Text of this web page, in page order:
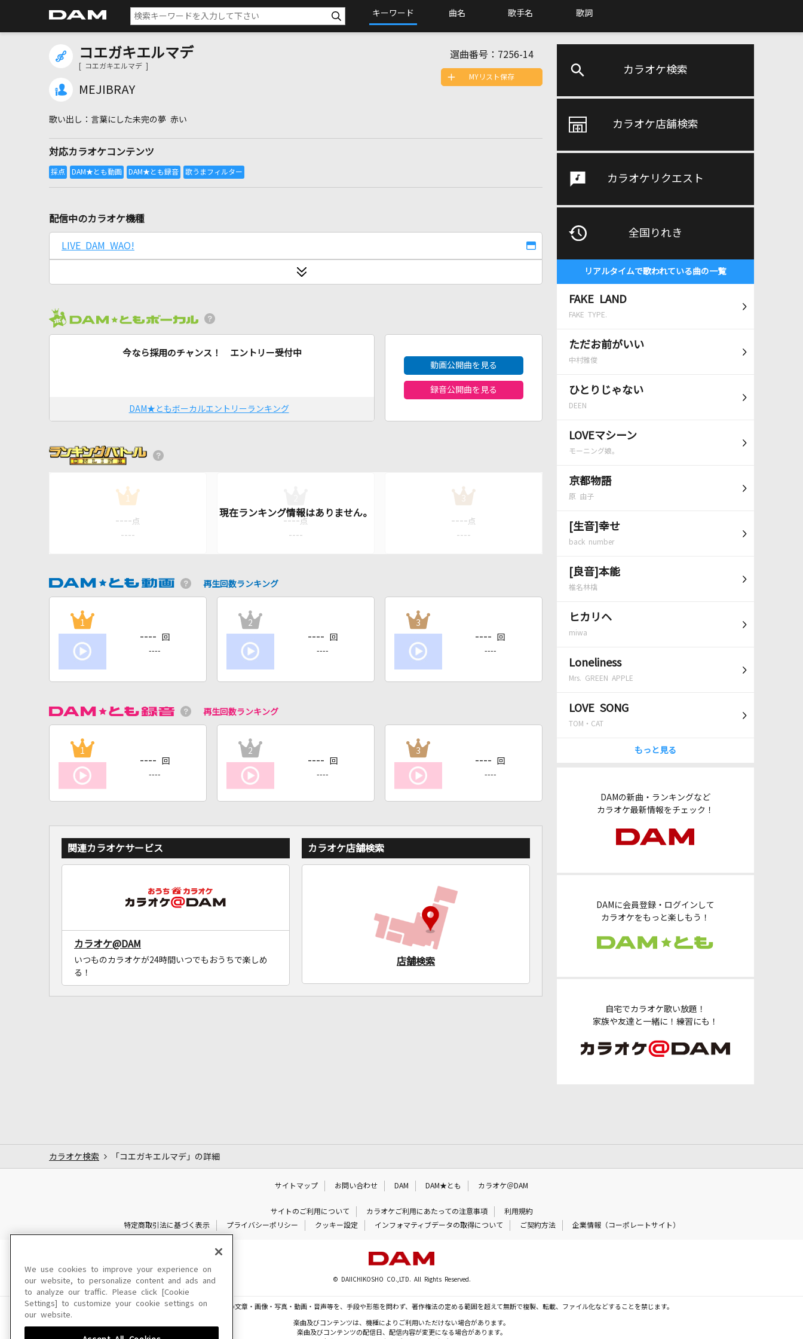
キーワード 曲名 歌手名 歌詞
カラオケ検索
カラオケ店舗検索
カラオケリクエスト
全国りれき
リアルタイムで歌われている曲の一覧
FAKE LAND
FAKE TYPE.
ただお前がいい
中村雅俊
ひとりじゃない
DEEN
LOVEマシーン
モーニング娘。
京都物語
原 由子
[生音]幸せ
back number
[良音]本能
椎名林檎
ヒカリヘ
miwa
Loneliness
Mrs. GREEN APPLE
LOVE SONG
TOM・CAT
もっと見る
DAMの新曲・ランキングなど
カラオケ最新情報をチェック！
DAMに会員登録・ログインして
カラオケをもっと楽しもう！
自宅でカラオケ歌い放題！
家族や友達と一緒に！練習にも！
コエガキエルマデ
[ コエガキエルマデ ]
MEJIBRAY
選曲番号： 7256-14
言葉にした未完の夢 赤い
対応カラオケコンテンツ
MYリスト保存
配信中のカラオケ機種
LIVE DAM WAO!
今なら採用のチャンス！ エントリー受付中
DAM★ともボーカルエントリーランキング
動画公開曲を見る
録音公開曲を見る
1
---- 点
----
---- 点
----
3
---- 点
----
再生回数ランキング
1
---- 回
----
2
---- 回
----
3
---- 回
----
再生回数ランキング
1
---- 回
----
2
---- 回
----
3
---- 回
----
関連カラオケサービス
カラオケ@DAM
いつものカラオケが24時間いつでもおうちで楽しめ
る！
カラオケ店舗検索
店舗検索
カラオケ検索 「コエガキエルマデ」の詳細
サイトマップ お問い合わせ DAM DAM★とも カラオケ＠DAM
サイトのご利用について カラオケご利用にあたっての注意事項
利用規約
特定商取引法に基づく表示
プライバシーポリシー クッキー設定 インフォマティブデータの取得について ご契約方法 企業情報（コーポレートサイト）
© DAIICHIKOSHO CO.,LTD. All Rights Reserved.
このサイトに掲載されている一切の文章・画像・写真・動画・音声等を、手段や形態を問わず、著作権法の定める範囲を超えて無断で複製、転載、ファイル化などすることを禁じます。
楽曲及びコンテンツは、機種によりご利用いただけない場合があります。
楽曲及びコンテンツの配信日、配信内容が変更になる場合があります。
We use cookies to improve your experience on
our website, to personalize content and ads and
to analyze our traffic. Please click [Cookie
Settings] to customize your cookie settings on
our website.